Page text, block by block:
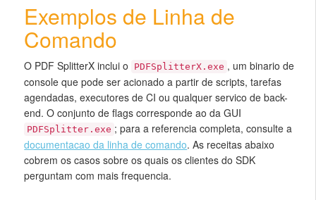
Exemplos de Linha de
Comando
O PDF SplitterX inclui o PDFSplitterX.exe , um binario de
console que pode ser acionado a partir de scripts, tarefas
agendadas, executores de CI ou qualquer servico de back-
end. O conjunto de flags corresponde ao da GUI
PDFSplitter.exe ; para a referencia completa, consulte a
documentacao da linha de comando. As receitas abaixo
cobrem os casos sobre os quais os clientes do SDK
perguntam com mais frequencia.